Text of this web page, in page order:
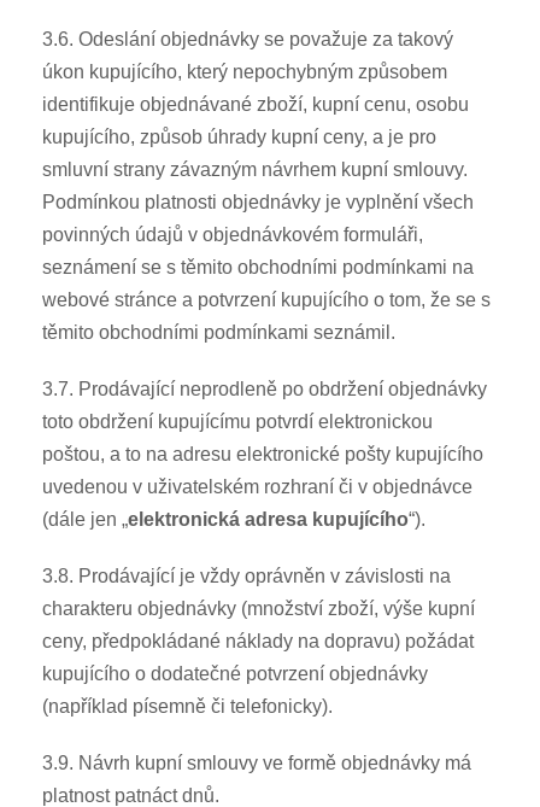
3.6. Odeslání objednávky se považuje za takový
úkon kupujícího, který nepochybným způsobem
identifikuje objednávané zboží, kupní cenu, osobu
kupujícího, způsob úhrady kupní ceny, a je pro
smluvní strany závazným návrhem kupní smlouvy.
Podmínkou platnosti objednávky je vyplnění všech
povinných údajů v objednávkovém formuláři,
seznámení se s těmito obchodními podmínkami na
webové stránce a potvrzení kupujícího o tom, že se s
těmito obchodními podmínkami seznámil.
3.7. Prodávající neprodleně po obdržení objednávky
toto obdržení kupujícímu potvrdí elektronickou
poštou, a to na adresu elektronické pošty kupujícího
uvedenou v uživatelském rozhraní či v objednávce
(dále jen „elektronická adresa kupujícího“).
3.8. Prodávající je vždy oprávněn v závislosti na
charakteru objednávky (množství zboží, výše kupní
ceny, předpokládané náklady na dopravu) požádat
kupujícího o dodatečné potvrzení objednávky
(například písemně či telefonicky).
3.9. Návrh kupní smlouvy ve formě objednávky má
platnost patnáct dnů.